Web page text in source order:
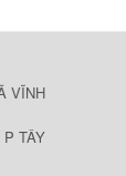
VĨNH
TÂY